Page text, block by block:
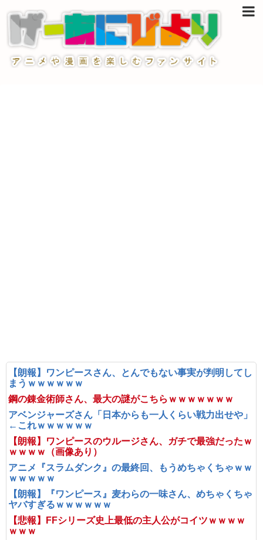
【朗報】ワンピースさん、とんでもない事実が判明してし
まうｗｗｗｗｗｗ
鋼の錬金術師さん、最大の謎がこちらｗｗｗｗｗｗｗ
アベンジャーズさん「日本からも一人くらい戦力出せや」
←これｗｗｗｗｗｗ
【朗報】ワンピースのウルージさん、ガチで最強だったｗ
ｗｗｗｗ（画像あり）
アニメ『スラムダンク』の最終回、もうめちゃくちゃｗｗ
ｗｗｗｗｗ
【朗報】『ワンピース』麦わらの一味さん、めちゃくちゃ
ヤバすぎるｗｗｗｗｗｗ
【悲報】FFシリーズ史上最低の主人公がコイツｗｗｗｗ
ｗｗｗ